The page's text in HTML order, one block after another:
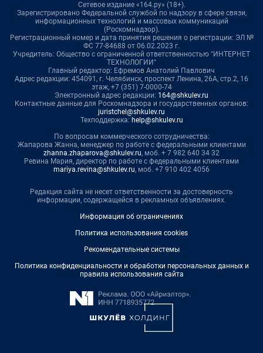
Сетевое издание «164.ру» (18+).
Зарегистрировано Федеральной службой по надзору в сфере связи,
информационных технологий и массовых коммуникаций
(Роскомнадзор).
Регистрационный номер и дата принятия решения о регистрации: ЭЛ №
ФС 77-84688 от 06.02.2023 г.
Учредитель: Общество с ограниченной ответственностью "ИНТЕРНЕТ
ТЕХНОЛОГИИ"
Главный редактор: Ефремов Анатолий Павлович
Адрес редакции: 454091, г. Челябинск, проспект Ленина, 26А, стр.2, 16
этаж, +7 (351) 7-0000-74
Электронный адрес редакции: 164@shkulev.ru
Контактные данные для Роскомнадзора и государственных органов:
juristchel@shkulev.ru
Техподдержка: help@shkulev.ru
По вопросам коммерческого сотрудничества:
Жапарова Жанна, менеджер по работе с федеральными клиентами
zhanna.zhaparova@shkulev.ru, моб. + 7 982 640 34 32
Ревина Мария, директор по работе с федеральными клиентами
mariya.revina@shkulev.ru, моб. +7 910 402 4056
Редакция сайта не несет ответственности за достоверность
информации, содержащейся в рекламных объявлениях.
Информация об ограничениях
Политика использования cookies
Рекомендательные системы
Политика конфиденциальности и обработки персональных данных и
правила использования сайта